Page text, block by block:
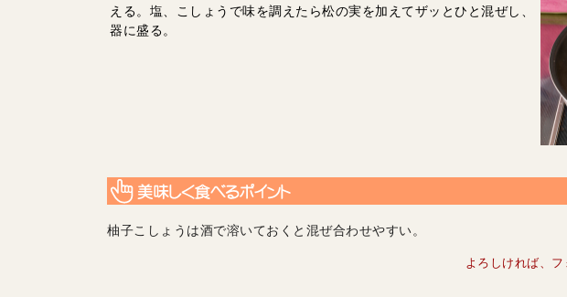
える。塩、こしょうで味を調えたら松の実を加えてザッとひと混ぜし、
器に盛る。
柚子こしょうは酒で溶いておくと混ぜ合わせやすい。
よろしければ、